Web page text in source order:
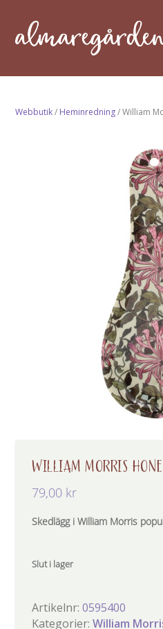
Webbutik/ Heminredning/ William
WILLIAM MORRIS
79,00 kr
Skedlägg i William Morris
Slut i lager
Artikelnr:0595400
Kategorier:William